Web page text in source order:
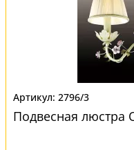
2796/3
Подвесная люстра